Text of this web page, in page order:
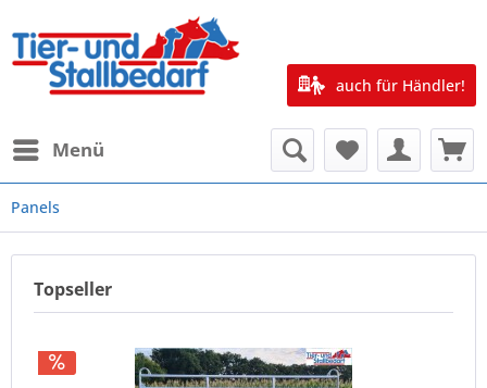
Menü
auch für Händler!
Panels
Topseller